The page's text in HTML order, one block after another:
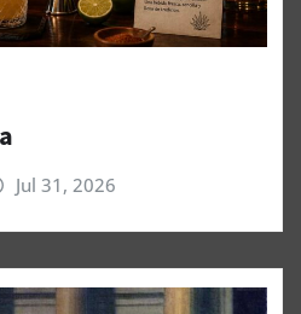
Jul 31, 2026